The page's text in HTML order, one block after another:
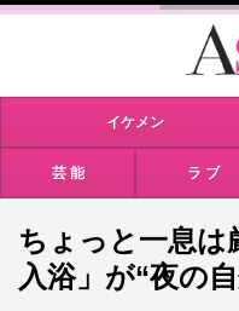
イケメン
芸 能 ラ ブ
ちょっと一息は
入浴」が“夜の